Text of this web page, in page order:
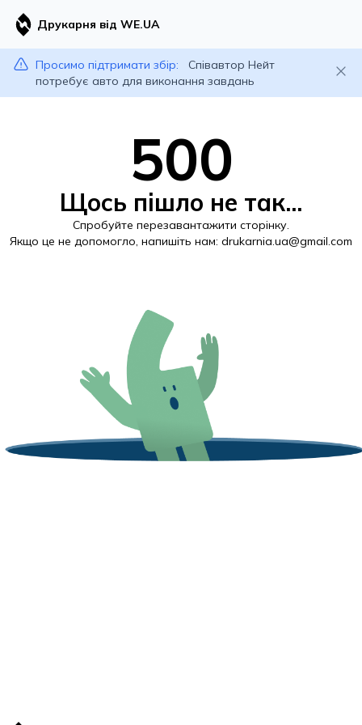
Друкарня від WE.UA
Просимо підтримати збір:
Співавтор Нейт
потребує авто для виконання завдань
500
Щось пішло не так...
Спробуйте перезавантажити сторінку.
Якщо це не допомогло, напишіть нам: drukarnia.ua@gmail.com